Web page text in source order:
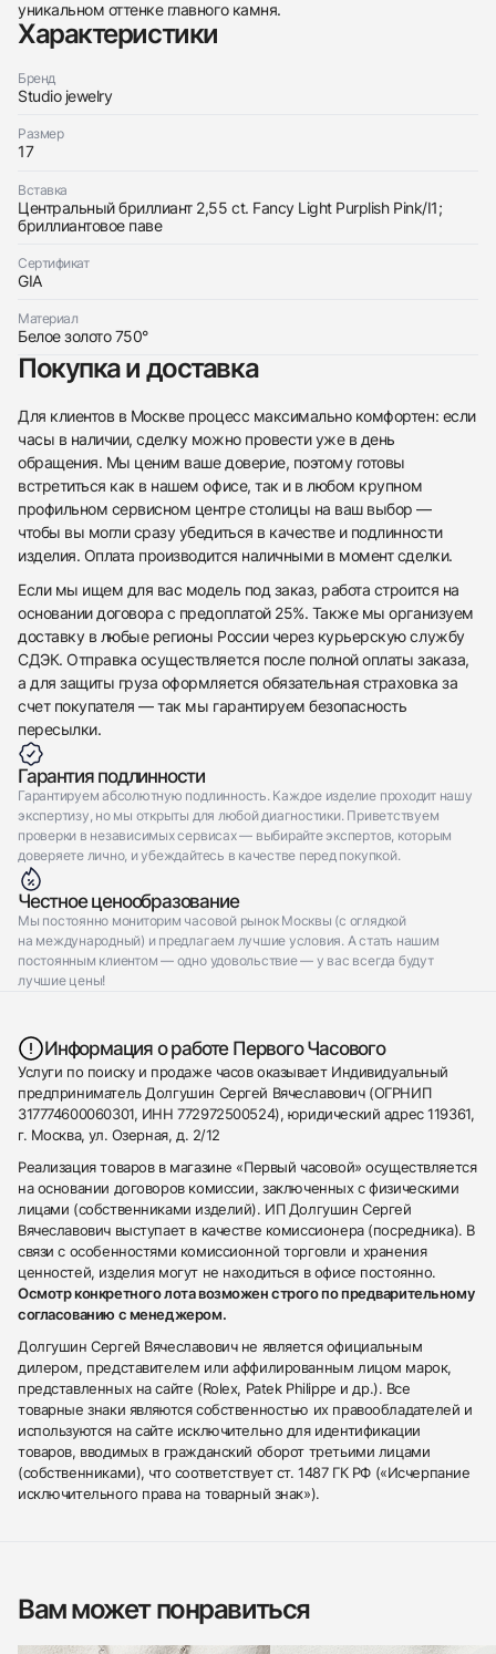
уникальном оттенке главного камня.
Характеристики
Бренд
Studio jewelry
Размер
17
Вставка
Центральный бриллиант 2,55 ct. Fancy Light Purplish Pink/I1;
бриллиантовое паве
Сертификат
GIA
Материал
Белое золото 750°
Покупка и доставка
Для клиентов в Москве процесс максимально комфортен: если
часы в наличии, сделку можно провести уже в день
обращения. Мы ценим ваше доверие, поэтому готовы
встретиться как в нашем офисе, так и в любом крупном
профильном сервисном центре столицы на ваш выбор —
чтобы вы могли сразу убедиться в качестве и подлинности
изделия. Оплата производится наличными в момент сделки.
Если мы ищем для вас модель под заказ, работа строится на
основании договора с предоплатой 25%. Также мы организуем
доставку в любые регионы России через курьерскую службу
СДЭК. Отправка осуществляется после полной оплаты заказа,
а для защиты груза оформляется обязательная страховка за
счет покупателя — так мы гарантируем безопасность
пересылки.
Гарантия подлинности
Гарантируем абсолютную подлинность. Каждое изделие проходит нашу
экспертизу, но мы открыты для любой диагностики. Приветствуем
проверки в независимых сервисах — выбирайте экспертов, которым
доверяете лично, и убеждайтесь в качестве перед покупкой.
Честное ценообразование
Мы постоянно мониторим часовой рынок Москвы (с оглядкой
на международный) и предлагаем лучшие условия. А стать нашим
постоянным клиентом — одно удовольствие — у вас всегда будут
лучшие цены!
Информация о работе Первого Часового
Услуги по поиску и продаже часов оказывает Индивидуальный
предприниматель Долгушин Сергей Вячеславович (ОГРНИП
317774600060301, ИНН 772972500524), юридический адрес 119361,
г. Москва, ул. Озерная, д. 2/12
Реализация товаров в магазине «Первый часовой» осуществляется
на основании договоров комиссии, заключенных с физическими
лицами (собственниками изделий). ИП Долгушин Сергей
Вячеславович выступает в качестве комиссионера (посредника). В
связи с особенностями комиссионной торговли и хранения
ценностей, изделия могут не находиться в офисе постоянно.
Осмотр конкретного лота возможен строго по предварительному
согласованию с менеджером.
Долгушин Сергей Вячеславович не является официальным
дилером, представителем или аффилированным лицом марок,
представленных на сайте (Rolex, Patek Philippe и др.). Все
товарные знаки являются собственностью их правообладателей и
используются на сайте исключительно для идентификации
товаров, вводимых в гражданский оборот третьими лицами
(собственниками), что соответствует ст. 1487 ГК РФ («Исчерпание
исключительного права на товарный знак»).
Заказать эти часы
Оставьте ваши контактные данные и мы свяжемся
По запросу
Отправить заявку
Оставьте ваши контактные данные и мы свяжемся
с вами
Studio jewelry
Приложите фото ваших часов…
Отправить заявку
Вам может понравиться